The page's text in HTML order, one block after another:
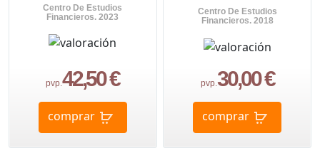
Centro De Estudios
Financieros. 2023
pvp.42,50 €
comprar
Centro De Estudios
Financieros. 2018
pvp.30,00 €
comprar